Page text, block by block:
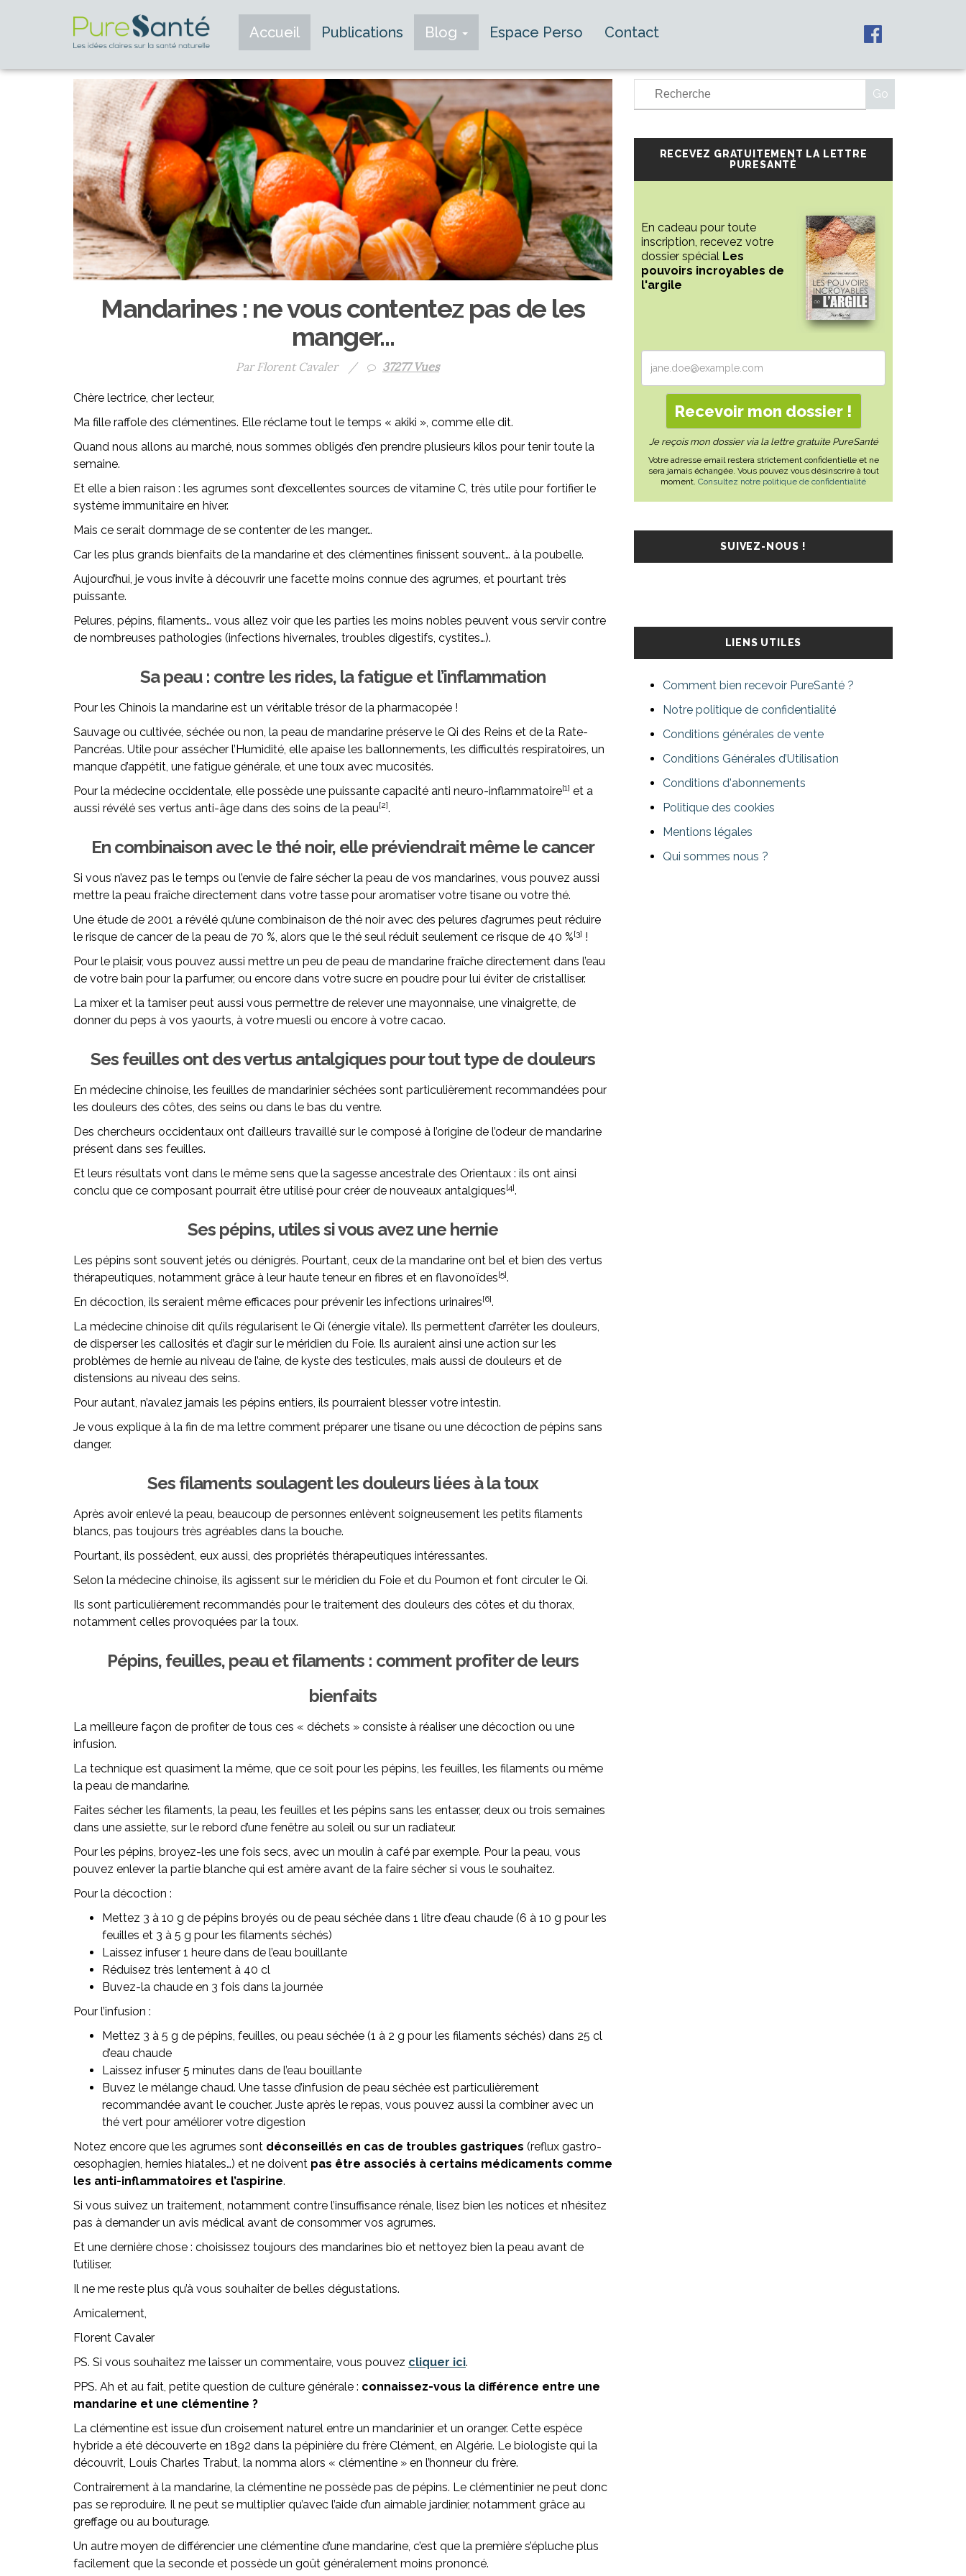
Accueil Publications Blog Espace Perso Contact
Mandarines : ne vous contentez pas de les
manger…
Par Florent Cavaler / 37277 Vues
Chère lectrice, cher lecteur,
Ma fille raffole des clémentines. Elle réclame tout le temps « akiki », comme elle dit.
Quand nous allons au marché, nous sommes obligés d’en prendre plusieurs kilos pour tenir toute la
semaine.
Et elle a bien raison : les agrumes sont d’excellentes sources de vitamine C, très utile pour fortifier le
système immunitaire en hiver.
Mais ce serait dommage de se contenter de les manger…
Car les plus grands bienfaits de la mandarine et des clémentines finissent souvent… à la poubelle.
Aujourd’hui, je vous invite à découvrir une facette moins connue des agrumes, et pourtant très
puissante.
Pelures, pépins, filaments… vous allez voir que les parties les moins nobles peuvent vous servir contre
de nombreuses pathologies (infections hivernales, troubles digestifs, cystites…).
Sa peau : contre les rides, la fatigue et l’inflammation
Pour les Chinois la mandarine est un véritable trésor de la pharmacopée !
Sauvage ou cultivée, séchée ou non, la peau de mandarine préserve le Qi des Reins et de la Rate-
Pancréas. Utile pour assécher l’Humidité, elle apaise les ballonnements, les difficultés respiratoires, un
manque d’appétit, une fatigue générale, et une toux avec mucosités.
Pour la médecine occidentale, elle possède une puissante capacité anti neuro-inflammatoire[1] et a
aussi révélé ses vertus anti-âge dans des soins de la peau[2].
En combinaison avec le thé noir, elle préviendrait même le cancer
Si vous n’avez pas le temps ou l’envie de faire sécher la peau de vos mandarines, vous pouvez aussi
mettre la peau fraîche directement dans votre tasse pour aromatiser votre tisane ou votre thé.
Une étude de 2001 a révélé qu’une combinaison de thé noir avec des pelures d’agrumes peut réduire
le risque de cancer de la peau de 70 %, alors que le thé seul réduit seulement ce risque de 40 %[3] !
Pour le plaisir, vous pouvez aussi mettre un peu de peau de mandarine fraîche directement dans l’eau
de votre bain pour la parfumer, ou encore dans votre sucre en poudre pour lui éviter de cristalliser.
La mixer et la tamiser peut aussi vous permettre de relever une mayonnaise, une vinaigrette, de
donner du peps à vos yaourts, à votre muesli ou encore à votre cacao.
Ses feuilles ont des vertus antalgiques pour tout type de douleurs
En médecine chinoise, les feuilles de mandarinier séchées sont particulièrement recommandées pour
les douleurs des côtes, des seins ou dans le bas du ventre.
Des chercheurs occidentaux ont d’ailleurs travaillé sur le composé à l’origine de l’odeur de mandarine
présent dans ses feuilles.
Et leurs résultats vont dans le même sens que la sagesse ancestrale des Orientaux : ils ont ainsi
conclu que ce composant pourrait être utilisé pour créer de nouveaux antalgiques[4].
Ses pépins, utiles si vous avez une hernie
Les pépins sont souvent jetés ou dénigrés. Pourtant, ceux de la mandarine ont bel et bien des vertus
thérapeutiques, notamment grâce à leur haute teneur en fibres et en flavonoïdes[5].
En décoction, ils seraient même efficaces pour prévenir les infections urinaires[6].
La médecine chinoise dit qu’ils régularisent le Qi (énergie vitale). Ils permettent d’arrêter les douleurs,
de disperser les callosités et d’agir sur le méridien du Foie. Ils auraient ainsi une action sur les
problèmes de hernie au niveau de l’aine, de kyste des testicules, mais aussi de douleurs et de
distensions au niveau des seins.
Pour autant, n’avalez jamais les pépins entiers, ils pourraient blesser votre intestin.
Je vous explique à la fin de ma lettre comment préparer une tisane ou une décoction de pépins sans
danger.
Ses filaments soulagent les douleurs liées à la toux
Après avoir enlevé la peau, beaucoup de personnes enlèvent soigneusement les petits filaments
blancs, pas toujours très agréables dans la bouche.
Pourtant, ils possèdent, eux aussi, des propriétés thérapeutiques intéressantes.
Selon la médecine chinoise, ils agissent sur le méridien du Foie et du Poumon et font circuler le Qi.
Ils sont particulièrement recommandés pour le traitement des douleurs des côtes et du thorax,
notamment celles provoquées par la toux.
Pépins, feuilles, peau et filaments : comment profiter de leurs
bienfaits
La meilleure façon de profiter de tous ces « déchets » consiste à réaliser une décoction ou une
infusion.
La technique est quasiment la même, que ce soit pour les pépins, les feuilles, les filaments ou même
la peau de mandarine.
Faites sécher les filaments, la peau, les feuilles et les pépins sans les entasser, deux ou trois semaines
dans une assiette, sur le rebord d’une fenêtre au soleil ou sur un radiateur.
Pour les pépins, broyez-les une fois secs, avec un moulin à café par exemple. Pour la peau, vous
pouvez enlever la partie blanche qui est amère avant de la faire sécher si vous le souhaitez.
Pour la décoction :
Mettez 3 à 10 g de pépins broyés ou de peau séchée dans 1 litre d’eau chaude (6 à 10 g pour les
feuilles et 3 à 5 g pour les filaments séchés)
Laissez infuser 1 heure dans de l’eau bouillante
Réduisez très lentement à 40 cl
Buvez-la chaude en 3 fois dans la journée
Pour l’infusion :
Mettez 3 à 5 g de pépins, feuilles, ou peau séchée (1 à 2 g pour les filaments séchés) dans 25 cl
d’eau chaude
Laissez infuser 5 minutes dans de l’eau bouillante
Buvez le mélange chaud. Une tasse d’infusion de peau séchée est particulièrement
recommandée avant le coucher. Juste après le repas, vous pouvez aussi la combiner avec un
thé vert pour améliorer votre digestion
Notez encore que les agrumes sont déconseillés en cas de troubles gastriques (reflux gastro-
œsophagien, hernies hiatales…) et ne doivent pas être associés à certains médicaments comme
les anti-inflammatoires et l’aspirine.
Si vous suivez un traitement, notamment contre l’insuffisance rénale, lisez bien les notices et n’hésitez
pas à demander un avis médical avant de consommer vos agrumes.
Et une dernière chose : choisissez toujours des mandarines bio et nettoyez bien la peau avant de
l’utiliser.
Il ne me reste plus qu’à vous souhaiter de belles dégustations.
Amicalement,
Florent Cavaler
PS. Si vous souhaitez me laisser un commentaire, vous pouvez cliquer ici.
PPS. Ah et au fait, petite question de culture générale : connaissez-vous la différence entre une
mandarine et une clémentine ?
La clémentine est issue d’un croisement naturel entre un mandarinier et un oranger. Cette espèce
hybride a été découverte en 1892 dans la pépinière du frère Clément, en Algérie. Le biologiste qui la
découvrit, Louis Charles Trabut, la nomma alors « clémentine » en l’honneur du frère.
Contrairement à la mandarine, la clémentine ne possède pas de pépins. Le clémentinier ne peut donc
pas se reproduire. Il ne peut se multiplier qu’avec l’aide d’un aimable jardinier, notamment grâce au
greffage ou au bouturage.
Un autre moyen de différencier une clémentine d’une mandarine, c’est que la première s’épluche plus
facilement que la seconde et possède un goût généralement moins prononcé.
RECEVEZ GRATUITEMENT LA LETTRE
PURESANTÉ
En cadeau pour toute
inscription, recevez votre
dossier spécial Les
pouvoirs incroyables de
l'argile
Je reçois mon dossier via la lettre gratuite PureSanté
Votre adresse email restera strictement confidentielle et ne
sera jamais échangée. Vous pouvez vous désinscrire à tout
moment. Consultez notre politique de confidentialité
SUIVEZ-NOUS !
LIENS UTILES
Comment bien recevoir PureSanté ?
Notre politique de confidentialité
Conditions générales de vente
Conditions Générales d’Utilisation
Conditions d'abonnements
Politique des cookies
Mentions légales
Qui sommes nous ?